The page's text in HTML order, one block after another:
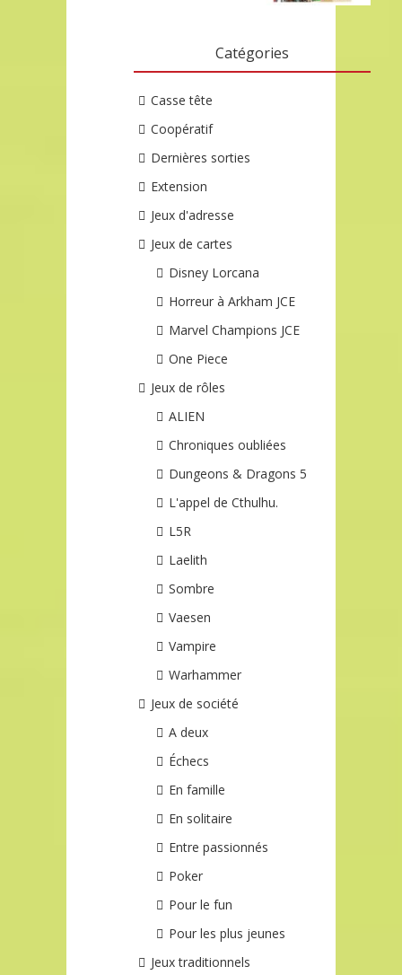
Catégories
Casse tête
Coopératif
Dernières sorties
Extension
Jeux d'adresse
Jeux de cartes
Disney Lorcana
Horreur à Arkham JCE
Marvel Champions JCE
One Piece
Jeux de rôles
ALIEN
Chroniques oubliées
Dungeons & Dragons 5
L'appel de Cthulhu.
L5R
Laelith
Sombre
Vaesen
Vampire
Warhammer
Jeux de société
A deux
Échecs
En famille
En solitaire
Entre passionnés
Poker
Pour le fun
Pour les plus jeunes
Jeux traditionnels